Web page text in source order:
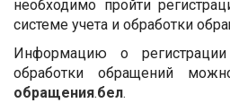
необходимо пройти
системе учета и обработки
Информацию о
обработки обращений
обращения.бел.